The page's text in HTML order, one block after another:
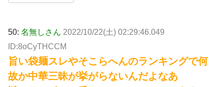
50: 名無しさん 2022/10/22(土) 02:29:46.049
ID:8oCyTHCCM
旨い袋麺スレやそこらへんのランキングで何
故か中華三昧が挙がらないんだよなあ